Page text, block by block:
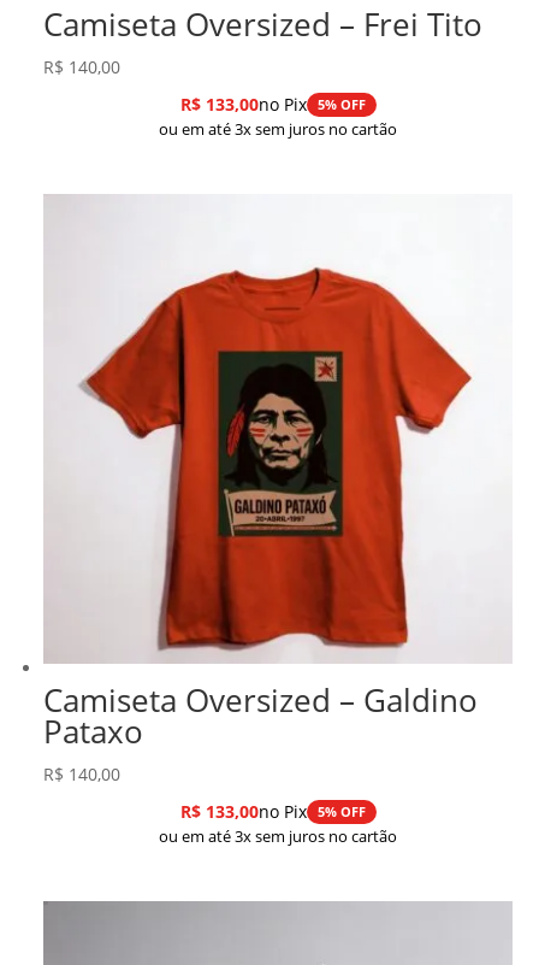
Camiseta Oversized – Frei Tito
R$ 140,00
R$133,00no Pix 5% OFF
ou em até 3x sem juros no cartão
Camiseta Oversized – Galdino
Pataxo
R$ 140,00
R$133,00no Pix 5% OFF
ou em até 3x sem juros no cartão